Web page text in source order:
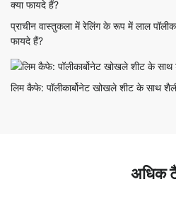
प्राचीन वास्तुकला में रेलिंग के रूप में लाल
फायदे हैं?
लिम कैफे: पॉलीकार्बोनेट खोखले शीट के साथ
अधिक